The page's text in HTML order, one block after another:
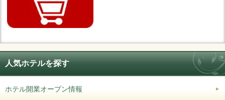
人気ホテルを探す
ホテル開業オープン情報